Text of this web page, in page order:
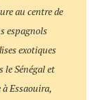
au centre de
espagnols
exotiques
le Sénégal et
Essaouira,